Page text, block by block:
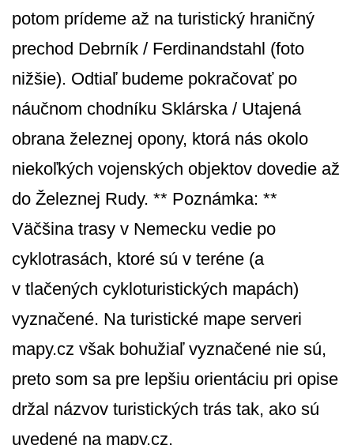
potom prídeme až na turistický hraničný
prechod Debrník / Ferdinandstahl (foto
nižšie). Odtiaľ budeme pokračovať po
náučnom chodníku Sklárska / Utajená
obrana železnej opony, ktorá nás okolo
niekoľkých vojenských objektov dovedie až
do Železnej Rudy. ** Poznámka: **
Väčšina trasy v Nemecku vedie po
cyklotrasách, ktoré sú v teréne (a
v tlačených cykloturistických mapách)
vyznačené. Na turistické mape serveri
mapy.cz však bohužiaľ vyznačené nie sú,
preto som sa pre lepšiu orientáciu pri opise
držal názvov turistických trás tak, ako sú
uvedené na mapy.cz.